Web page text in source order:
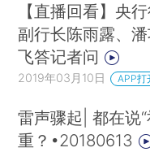
【直播回看】央
副行长陈雨露、
飞答记者问
2019年03月10日 APP打
雷声骤起| 都在说
重？•20180613